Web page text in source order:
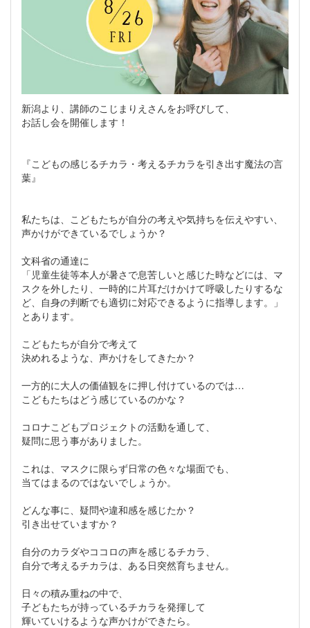
新潟より、講師のこじまりえさんをお呼びして、
お話し会を開催します！
『こどもの感じるチカラ・考えるチカラを引き出す魔法の言
葉』
私たちは、こどもたちが自分の考えや気持ちを伝えやすい、
声かけができているでしょうか？
文科省の通達に
「児童生徒等本人が暑さで息苦しいと感じた時などには、マ
スクを外したり、一時的に片耳だけかけて呼吸したりするな
ど、自身の判断でも適切に対応できるように指導します。」
とあります。
こどもたちが自分で考えて
決めれるような、声かけをしてきたか？
一方的に大人の価値観をに押し付けているのでは…
こどもたちはどう感じているのかな？
コロナこどもプロジェクトの活動を通して、
疑問に思う事がありました。
これは、マスクに限らず日常の色々な場面でも、
当てはまるのではないでしょうか。
どんな事に、疑問や違和感を感じたか？
引き出せていますか？
自分のカラダやココロの声を感じるチカラ、
自分で考えるチカラは、ある日突然育ちません。
日々の積み重ねの中で、
子どもたちが持っているチカラを発揮して
輝いていけるような声かけができたら。